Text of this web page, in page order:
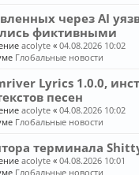
через AI
фиктивными
acolyte «04.08.2026 10:02
Глобальные новости
Lyrics 1.0.0,
песен
acolyte «04.08.2026 10:02
Глобальные новости
терминала
acolyte «04.08.2026 10:01
Глобальные новости